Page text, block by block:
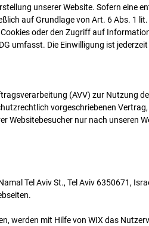
unserer Website. Sofern eine
auf Grundlage von Art. 6 Abs. 1 lit.
oder den Zugriff auf
umfasst. Die Einwilligung ist
(AVV) zur Nutzung
vorgeschriebenen
Websitebesucher nur nach unseren
Tel Aviv St., Tel Aviv 6350671,
werden mit Hilfe von WIX das